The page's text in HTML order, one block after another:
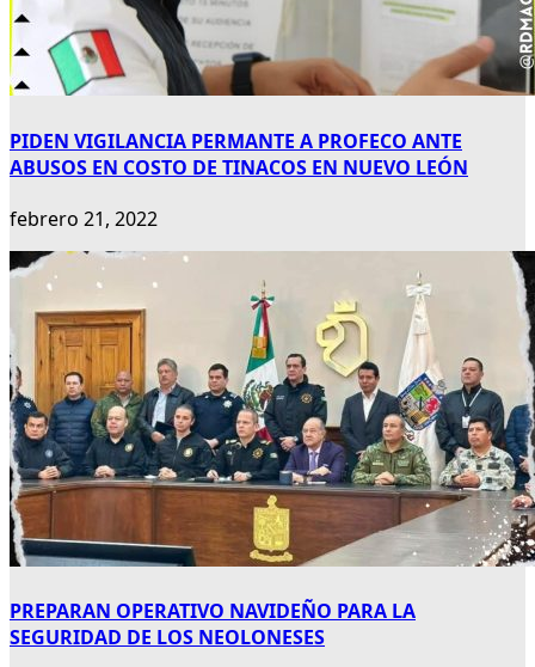
PIDEN VIGILANCIA PERMANTE A PROFECO ANTE
ABUSOS EN COSTO DE TINACOS EN NUEVO LEÓN
febrero 21, 2022
PREPARAN OPERATIVO NAVIDEÑO PARA LA
SEGURIDAD DE LOS NEOLONESES